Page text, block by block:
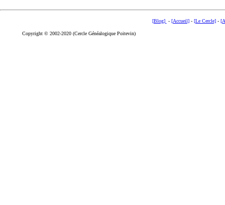
[Blog] - [Accueil]- [Le Cercle]-
Copyright © 2002-2020 (Cercle Généalogique Poitevin)